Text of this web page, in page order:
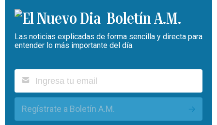
Boletín A.M.
Las noticias explicadas de forma sencilla y directa para
entender lo más importante del día.
Regístrate a Boletín A.M.